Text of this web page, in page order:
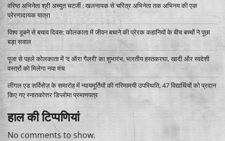
वरिष्ठ अभिनेता श्री अच्युत चटर्जी : खलनायक से चरित्र अभिनेता तक अभिनय की एक
प्रेरणादायक यात्रा
विश्व डूबने से बचाव दिवस: कोलकाता में जीवन बचाने की प्रेरक कहानियों के बीच बच्चों ने पूछा
बड़ा सवाल
पूजा से पहले कोलकाता में ‘द ऑरा गैलरी’ का शुभारंभ, भारतीय हस्तकरघा, खादी और स्वदेशी
वस्त्रों को मिलेगा नया मंच
लीगल एड सर्विसेज़ के समारोह में न्यायमूर्तियों की गरिमामयी उपस्थिति, 47 विद्यार्थियों को प्रदान
किए गए स्नातकोत्तर डिप्लोमा प्रमाणपत्र
हाल की टिप्पणियां
No comments to show.